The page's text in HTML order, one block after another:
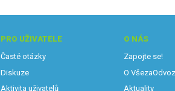
PRO UŽIVATELE
Časté otázky
Diskuze
Aktivita uživatelů
O NÁS
Zapojte se!
O VšezaOdvoz
Aktuality